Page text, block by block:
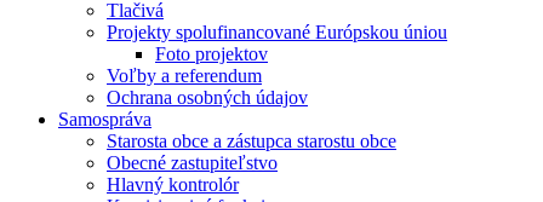
Tlačivá
Projekty spolufinancované Európskou úniou
Foto projektov
Voľby a referendum
Ochrana osobných údajov
Samospráva
Starosta obce a zástupca starostu obce
Obecné zastupiteľstvo
Hlavný kontrolór